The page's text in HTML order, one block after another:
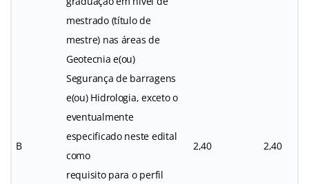
B
mestrado (título de
mestre) nas áreas de
Geotecnia e(ou)
Segurança de barragens
e(ou) Hidrologia, exceto o
eventualmente
especificado neste edital
como
requisito para o perfil
2,40 2,40